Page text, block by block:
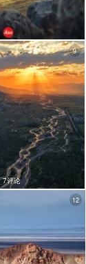
7评论
9
12